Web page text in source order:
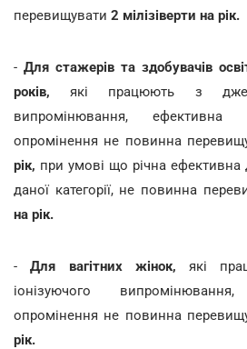
перевищувати 2 мілізіверти на рік.
- Для стажерів та здобувачів
років,які працюють з
випромінювання, ефективна
опромінення не повинна
рік, при умові що річна
даної категорії, не повинна
на рік.
-Для вагітних жінок, які
іонізуючого
опромінення не повинна
рік.